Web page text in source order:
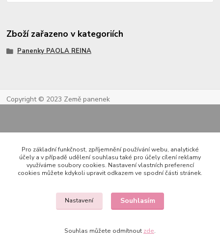
Zboží zařazeno v kategoriích
Panenky PAOLA REINA
Copyright © 2023 Země panenek
PO-PÁ 10-20h., SO+NE 14-20h.
Pro základní funkčnost, zpříjemnění používání webu, analytické
účely a v případě udělení souhlasu také pro účely cílení reklamy
využíváme soubory cookies. Nastavení vlastních preferencí
cookies můžete kdykoli upravit odkazem ve spodní části stránek.
Nastavení Souhlasím
Souhlas můžete odmítnout zde.